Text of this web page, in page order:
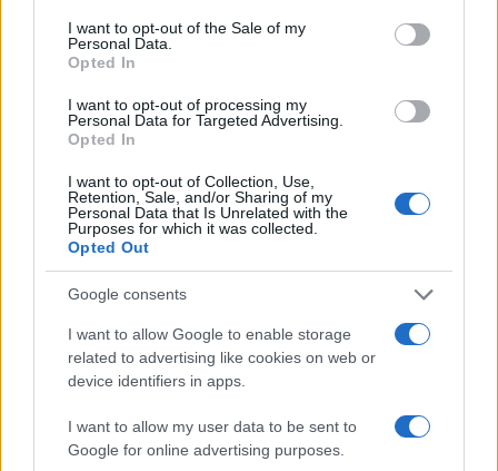
consent section.
I want to opt-out of the Sale of my
Personal Data.
Opted In
I want to opt-out of processing my
Personal Data for Targeted Advertising.
Opted In
I want to opt-out of Collection, Use,
Retention, Sale, and/or Sharing of my
Personal Data that Is Unrelated with the
Purposes for which it was collected.
Opted Out
Google consents
I want to allow Google to enable storage
related to advertising like cookies on web or
device identifiers in apps.
I want to allow my user data to be sent to
Google for online advertising purposes.
Rachael Kupka, uitvoerend directeur van GAHP,
benadrukt dat veel van deze chemicaliën ernstige
risico’s vormen voor de hersenfunctie, de integriteit
van het immuunsysteem, de vruchtbaarheid en de
zwangerschap, vaak leidend tot langdurige
effecten. Kwetsbare bevolkingsgroepen, vooral
kinderen, lopen een verhoogd risico. Blootstelling
aan verkeer en luchtvervuiling is bijvoorbeeld in
verband gebracht met verhoogde sterftecijfers